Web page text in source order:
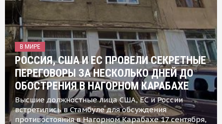
В МИРЕ
РОССИЯ, США И ЕС ПРОВЕЛИ СЕКРЕТНЫЕ
ПЕРЕГОВОРЫ ЗА НЕСКОЛЬКО ДНЕЙ ДО
ОБОСТРЕНИЯ В НАГОРНОМ КАРАБАХЕ
Высшие должностные лица США, ЕС и России
встретились в Стамбуле для обсуждения
противостояния в Нагорном Карабахе 17 сентября,